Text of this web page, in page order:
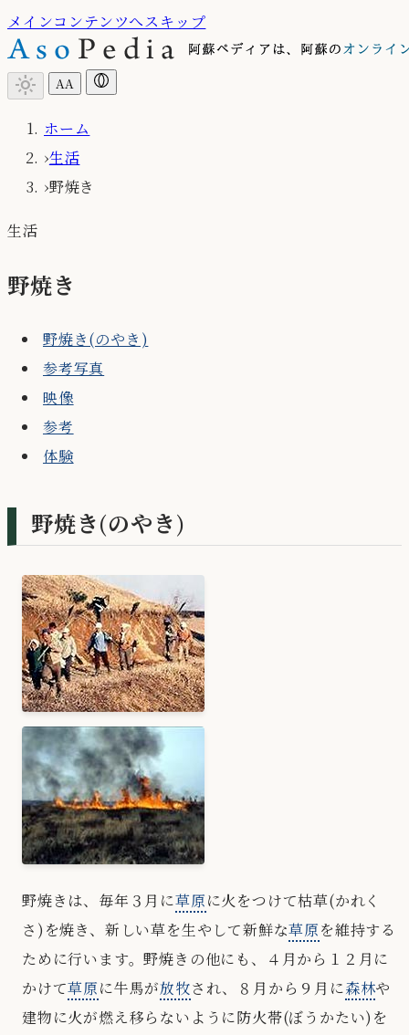
メインコンテンツへスキップ
light_mode AA
ホーム
›生活
›野焼き
生活
野焼き
野焼き(のやき)
参考写真
映像
参考
体験
野焼き(のやき)
野焼きは、毎年３月に草原に火をつけて枯草(かれく
さ)を焼き、新しい草を生やして新鮮な草原を維持する
ために行います。野焼きの他にも、４月から１２月に
かけて草原に牛馬が放牧され、８月から９月に森林や
建物に火が燃え移らないように防火帯(ぼうかたい)を